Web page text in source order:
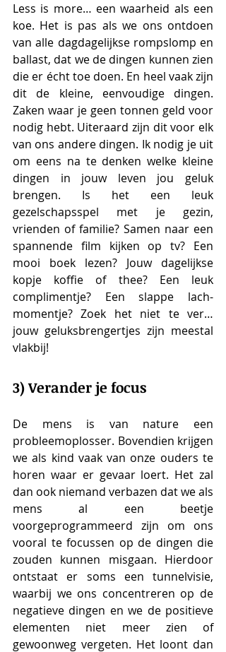
Less is more… een waarheid als een
koe. Het is pas als we ons ontdoen
van alle dagdagelijkse rompslomp en
ballast, dat we de dingen kunnen zien
die er écht toe doen. En heel vaak zijn
dit de kleine, eenvoudige dingen.
Zaken waar je geen tonnen geld voor
nodig hebt. Uiteraard zijn dit voor elk
van ons andere dingen. Ik nodig je uit
om eens na te denken welke kleine
dingen in jouw leven jou geluk
brengen. Is het een leuk
gezelschapsspel met je gezin,
vrienden of familie? Samen naar een
spannende film kijken op tv? Een
mooi boek lezen? Jouw dagelijkse
kopje koffie of thee? Een leuk
complimentje? Een slappe lach-
momentje? Zoek het niet te ver…
jouw geluksbrengertjes zijn meestal
vlakbij!
3) Verander je focus
De mens is van nature een
probleemoplosser. Bovendien krijgen
we als kind vaak van onze ouders te
horen waar er gevaar loert. Het zal
dan ook niemand verbazen dat we als
mens al een beetje
voorgeprogrammeerd zijn om ons
vooral te focussen op de dingen die
zouden kunnen misgaan. Hierdoor
ontstaat er soms een tunnelvisie,
waarbij we ons concentreren op de
negatieve dingen en we de positieve
elementen niet meer zien of
gewoonweg vergeten. Het loont dan